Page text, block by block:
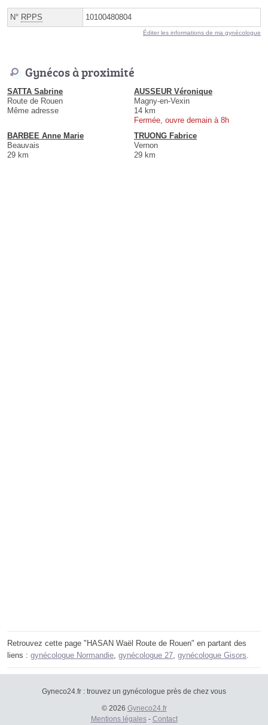
N° RPPS 10100480804
Éditer les informations de ma gynécologue
Gynécos à proximité
SATTA Sabrine
Route de Rouen
Même adresse
AUSSEUR Véronique
Magny-en-Vexin
14 km
Fermée, ouvre demain à 8h
BARBEE Anne Marie
Beauvais
29 km
TRUONG Fabrice
Vernon
29 km
Retrouvez cette page "HASAN Waël Route de Rouen" en partant des
liens : gynécologue Normandie, gynécologue 27, gynécologue Gisors.
Gyneco24.fr : trouvez un gynécologue près de chez vous
© 2026 Gyneco24.fr
Mentions légales- Contact